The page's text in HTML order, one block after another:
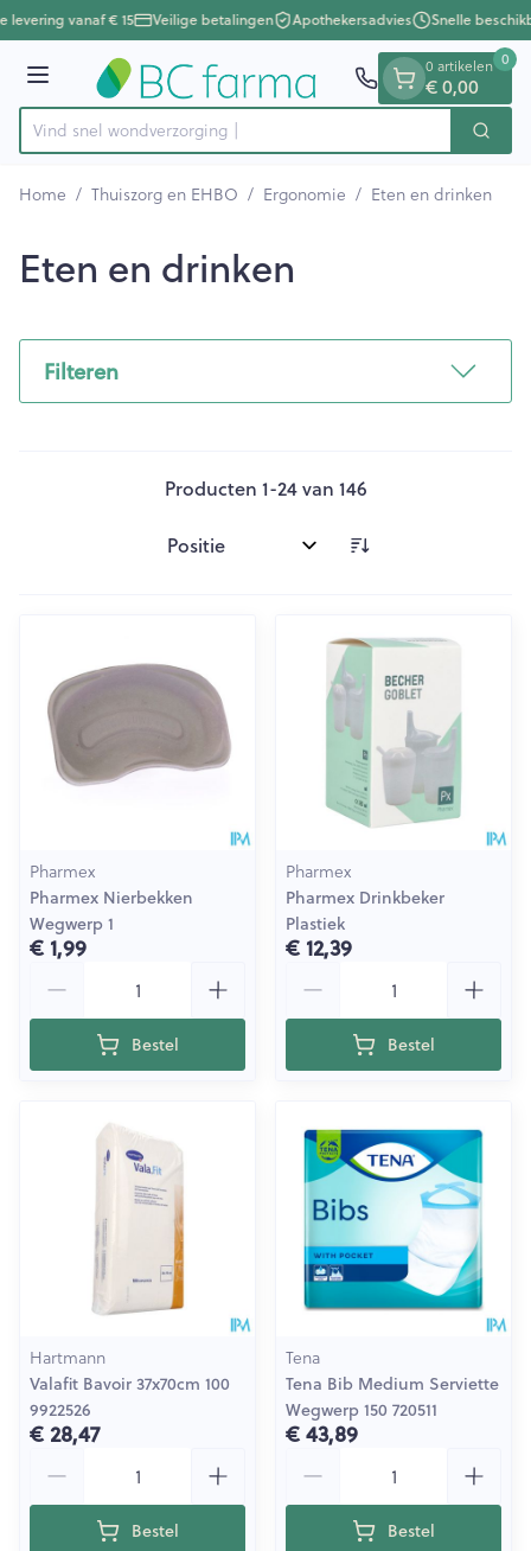
Ga naar de inhoud
1 van 1vanaf € 15 Veilige betalingen Apothekersadvies Snelle
Menu
Product, merk, categorie...
Vind snel wondverzorging en verband Zoek
0 artikelen
€ 0,00
0
Home / Thuiszorg en EHBO / Ergonomie / Eten en drinken
Eten en drinken
Filteren
Producten 1-24van 146
Sorteer op:
Pharmex
Pharmex Nierbekken
Wegwerp 1
€ 1,99
Bestel
Pharmex
Pharmex Drinkbeker
Plastiek
€ 12,39
Bestel
Hartmann
Valafit Bavoir 37x70cm 100
9922526
€ 28,47
Bestel
Tena
Tena Bib Medium Serviette
Wegwerp 150 720511
€ 43,89
Bestel